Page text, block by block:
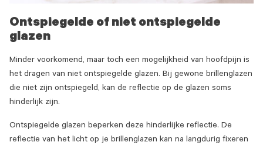
Ontspiegelde of niet ontspiegelde
glazen
Minder voorkomend, maar toch een mogelijkheid van hoofdpijn is
het dragen van niet ontspiegelde glazen. Bij gewone brillenglazen
die niet zijn ontspiegeld, kan de reflectie op de glazen soms
hinderlijk zijn.
Ontspiegelde glazen beperken deze hinderlijke reflectie. De
reflectie van het licht op je brillenglazen kan na langdurig fixeren